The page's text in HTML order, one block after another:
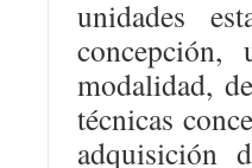
unidades
modalidad,
técnicas
adquisición